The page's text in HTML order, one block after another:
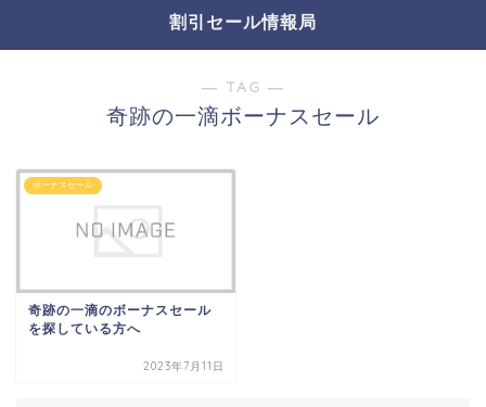
割引セール情報局
― TAG ―
奇跡の一滴ボーナスセール
ボーナスセール
奇跡の一滴のボーナスセール
を探している方へ
2023年7月11日